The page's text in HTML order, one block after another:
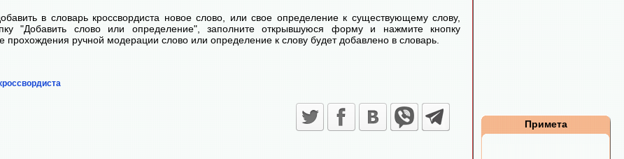
в словарь кроссвордиста новое слово, или свое определение к существующему слову,
"Добавить слово или определение", заполните открывшуюся форму и нажмите кнопку
прохождения ручной модерации слово или определение к слову будет добавлено в словарь.
Примета